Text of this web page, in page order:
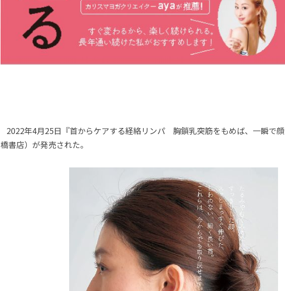
2022年4月25日『首からケアする経絡リンパ 胸鎖乳突筋をもめば、一瞬で
橋書店）が発売された。